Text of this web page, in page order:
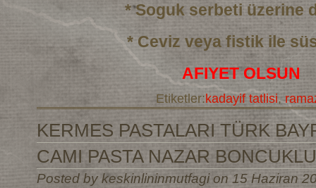
* Soguk serbeti üzerine
* Ceviz veya fistik ile
AFIYET OLSUN
Etiketler:kadayif tatlisi,
KERMES PASTALARI TÜRK
CAMI PASTA NAZAR
Posted by keskinlininmutfagi on 15 Haziran